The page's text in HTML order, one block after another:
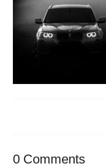
0 Comments